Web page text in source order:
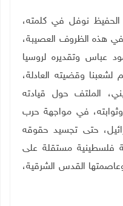
نوفل في كلمته،
هذه الظروف العصيبة،
عباس وتقديره لروسيا
لشعبنا وقضيته العادلة،
الملتف حول قيادته
في مواجهة حرب
حتى تجسيد حقوقه
فلسطينية مستقلة على
الرابع من حزيران عام ١٩٦٧ وعاصمتها القدس الشرقية،